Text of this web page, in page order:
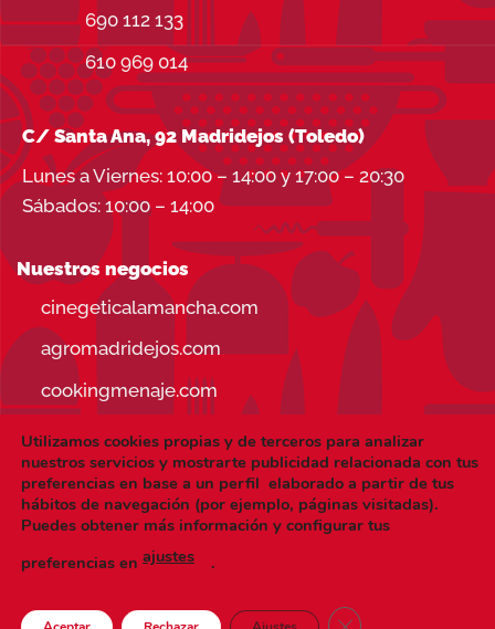
690 112 133
610 969 014
C/ Santa Ana, 92 Madridejos (Toledo)
Lunes a Viernes: 10:00 – 14:00 y 17:00 – 20:30
Sábados: 10:00 – 14:00
Nuestros negocios
cinegeticalamancha.com
agromadridejos.com
cookingmenaje.com
Visa PayPal Stripe MasterCard
CONDICIONES DE USO
Copyright 2026 ©cookingmenaje.es| Hecho a mano y con
Utilizamos cookies propias y de terceros para analizar
nuestros servicios y mostrarte publicidad relacionada con tus
preferencias en base a un perfil elaborado a partir de tus
hábitos de navegación (por ejemplo, páginas visitadas).
Puedes obtener más información y configurar tus
preferencias en ajustes .
CERRAR EL